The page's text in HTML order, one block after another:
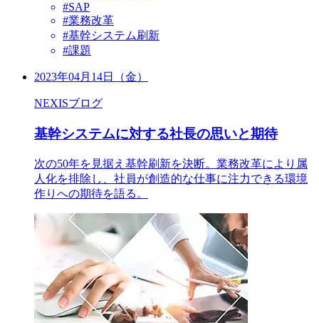
#SAP
#業務改革
#基幹システム刷新
#課題
2023年04月14日（金）
NEXISブログ
基幹システムに対する社長の思いと期待
次の50年を見据え基幹刷新を決断。業務改革により属
人化を排除し、社員が創造的な仕事に注力できる環境
作りへの期待を語る。